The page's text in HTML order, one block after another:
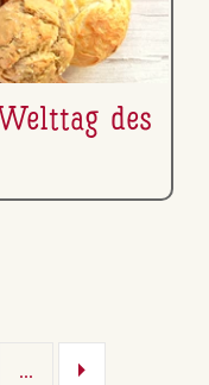
des
...